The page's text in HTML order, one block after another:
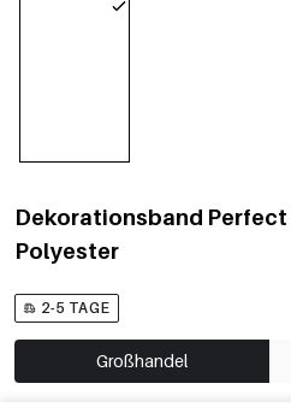
Dekorationsband Perfect
Polyester
2-5 TAGE
Großhandel